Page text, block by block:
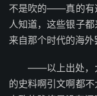
不是吹的——真的有
人知道，这些银子
来自那个时代的海外
——以上出处，
的史料啊引文啊都